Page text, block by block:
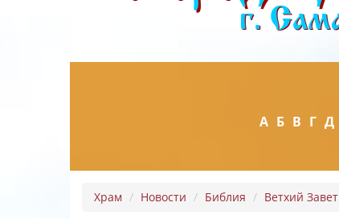
А Б В Г Д
Храм Новости Библия Ветхий Завет